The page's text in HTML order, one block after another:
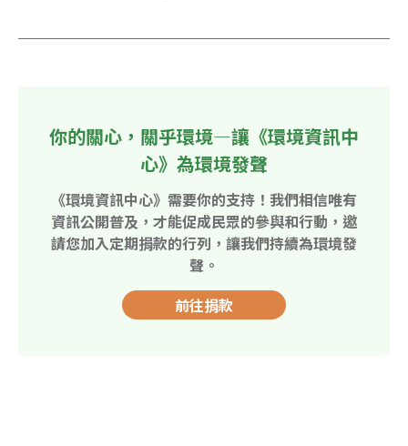
你的關心，關乎環境—讓《環境資訊中
心》為環境發聲
《環境資訊中心》需要你的支持！我們相信唯有
資訊公開普及，才能促成民眾的參與和行動，邀
請您加入定期捐款的行列，讓我們持續為環境發
聲。
前往捐款